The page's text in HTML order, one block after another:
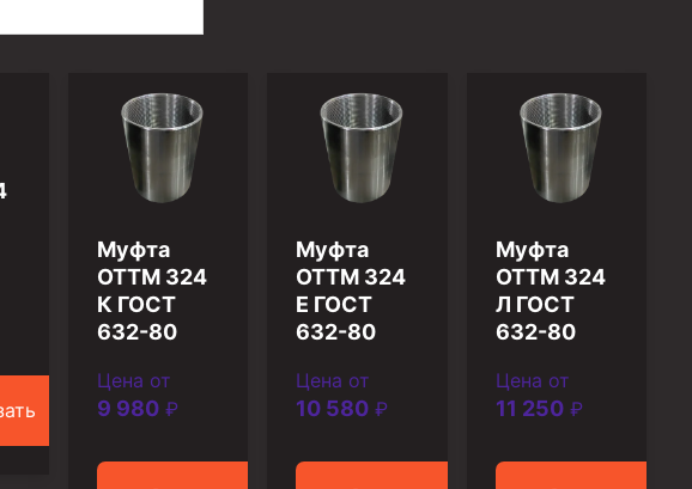
и очистки бурового раствора
скважин УЭЦС
Муфта
ОТТМ 324
К ГОСТ
632-80
Цена от
9 980₽
Муфта
ОТТМ 324
Е ГОСТ
632-80
Цена от
10 580 ₽
Муфта
ОТТМ 324
Л ГОСТ
632-80
Цена от
11 250₽